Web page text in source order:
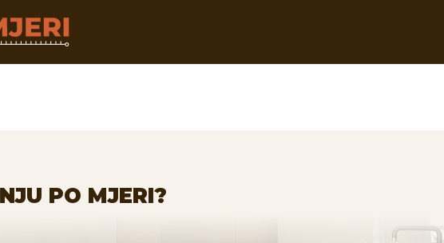
PO MJERI?